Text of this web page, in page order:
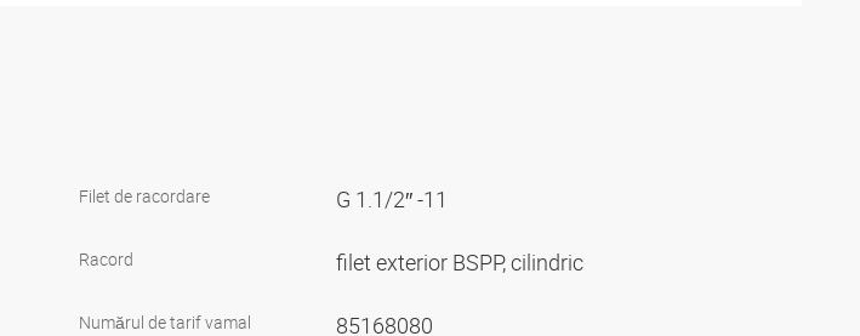
Filet de racordare G 1.1/2″ -11
Racord filet exterior BSPP, cilindric
Numărul de tarif vamal 85168080